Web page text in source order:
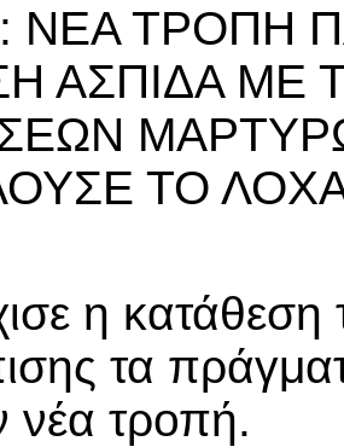
ΝΕΑ ΤΡΟΠΗ
ΑΣΠΙΔΑ ΜΕ
ΤΟ
η
τα
νέα τροπή.